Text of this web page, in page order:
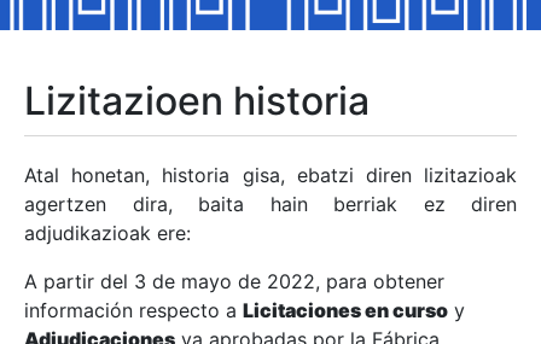
Erakutsi/Ezkutatu
Erakutsi/Ezkutatu
Erakutsi/Ezkutatu
Erakutsi/Ezkutatu
Lizitazioen historia
Atal honetan, historia gisa, ebatzi diren lizitazioak
agertzen dira, baita hain berriak ez diren
adjudikazioak ere:
A partir del 3 de mayo de 2022, para obtener
información respecto a Licitaciones en curso y
Adjudicaciones ya aprobadas por la Fábrica